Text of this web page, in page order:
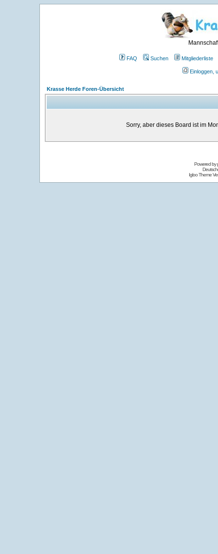
FAQ Suchen Mitgliederliste
Einloggen,
Krasse Herde Foren-Übersicht
Sorry, aber dieses Board ist im
Powered by
Igloo Theme